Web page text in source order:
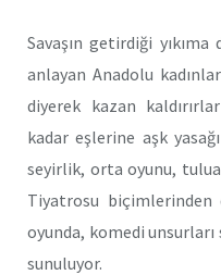
Savaşın getirdiği yıkıma
anlayan Anadolu
diyerek kazan
kadar eşlerine aşk
seyirlik, orta oyunu,
Tiyatrosu
oyunda, komedi
sunuluyor.